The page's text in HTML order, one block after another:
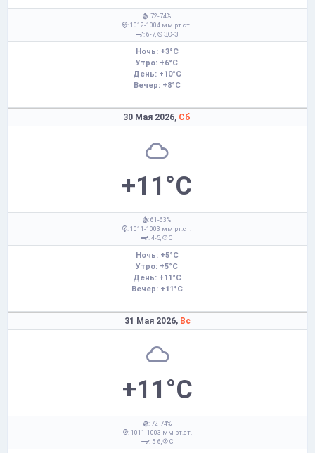
: 72-74%
: 1012-1004 мм рт.ст.
: 6-7,
З,С-З
Ночь: +3°C
Утро: +6°C
День: +10°C
Вечер: +8°C
30 Мая 2026, Сб
+11°C
: 61-63%
: 1011-1003 мм рт.ст.
: 4-5,
С
Ночь: +5°C
Утро: +5°C
День: +11°C
Вечер: +11°C
31 Мая 2026, Вс
+11°C
: 72-74%
: 1011-1003 мм рт.ст.
: 5-6,
С